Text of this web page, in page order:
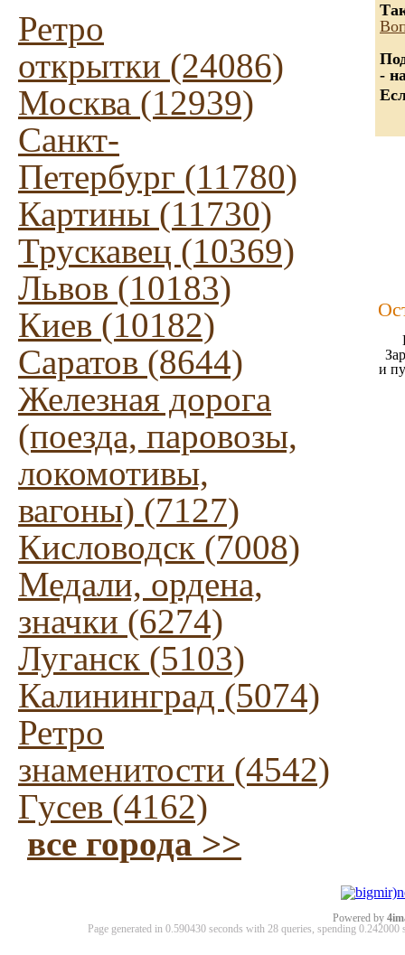
Ретро
открытки (24086)
Москва (12939)
Санкт-
Петербург (11780)
Картины (11730)
Трускавец (10369)
Львов (10183)
Киев (10182)
Саратов (8644)
Железная дорога
(поезда, паровозы,
локомотивы,
вагоны) (7127)
Кисловодск (7008)
Медали, ордена,
значки (6274)
Луганск (5103)
Калининград (5074)
Ретро
знаменитости (4542)
Гусев (4162)
все города >>
-
и
Powered by
Page generated in 0.590430 seconds with 28 queries, spending